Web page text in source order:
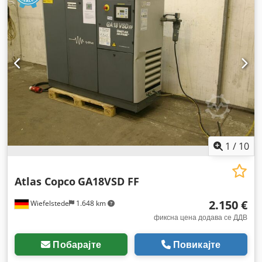
1 / 10
Wiefelstede 1.648 km
Atlas Copco GA18VSD FF
2.150 €
фиксна цена додава се ДДВ
Побарајте Повикајте